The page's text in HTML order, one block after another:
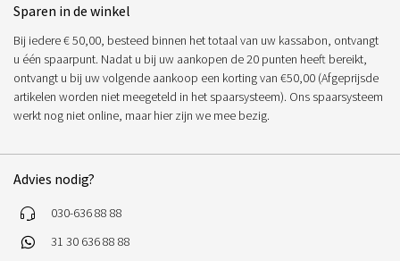
Sparen in de winkel
Bij iedere € 50,00, besteed binnen het totaal van uw kassabon, ontvangt
u één spaarpunt. Nadat u bij uw aankopen de 20 punten heeft bereikt,
ontvangt u bij uw volgende aankoop een korting van €50,00 (Afgeprijsde
artikelen worden niet meegeteld in het spaarsysteem). Ons spaarsysteem
werkt nog niet online, maar hier zijn we mee bezig.
Advies nodig?
030-636 88 88
31 30 636 88 88